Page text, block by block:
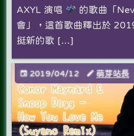
AXYL 演唱
的歌曲「
會」，這首歌曲釋出於
挺新的歌 […]
2019/04/12 萌芽站長